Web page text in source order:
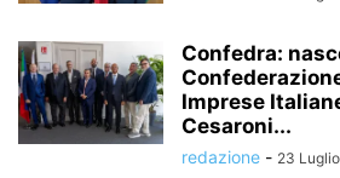
Confedra:
Imprese
Cesaroni...
redazione - 23